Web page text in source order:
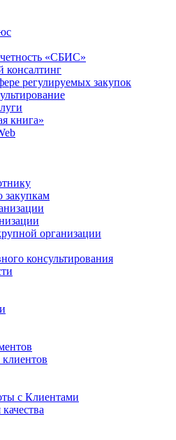
«СБИС»
консалтинг
регулируемых закупок
книга»
закупкам
организации
консультирования
с Клиентами